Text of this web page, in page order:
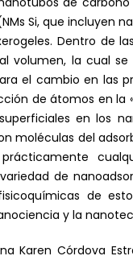
Si, que incluyen
Dentro de
volumen, la cual
el cambio en las
de átomos en
en los
moléculas del
de
de
y la
Karen Córdova